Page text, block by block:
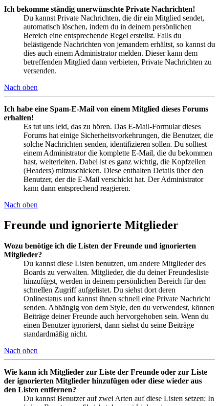
Ich bekomme ständig unerwünschte Private Nachrichten!
Du kannst Private Nachrichten, die dir ein Mitglied sendet,
automatisch löschen, indem du in deinem persönlichen
Bereich eine entsprechende Regel erstellst. Falls du
belästigende Nachrichten von jemandem erhältst, so kannst du
dies auch einem Administrator melden. Dieser kann dem
betreffenden Mitglied dann verbieten, Private Nachrichten zu
versenden.
Nach oben
Ich habe eine Spam-E-Mail von einem Mitglied dieses Forums
erhalten!
Es tut uns leid, das zu hören. Das E-Mail-Formular dieses
Forums hat einige Sicherheitsvorkehrungen, die Benutzer, die
solche Nachrichten senden, identifizieren sollen. Du solltest
einem Administrator die komplette E-Mail, die du bekommen
hast, weiterleiten. Dabei ist es ganz wichtig, die Kopfzeilen
(Headers) mitzuschicken. Diese enthalten Details über den
Benutzer, der die E-Mail verschickt hat. Der Administrator
kann dann entsprechend reagieren.
Nach oben
Freunde und ignorierte Mitglieder
Wozu benötige ich die Listen der Freunde und ignorierten
Mitglieder?
Du kannst diese Listen benutzen, um andere Mitglieder des
Boards zu verwalten. Mitglieder, die du deiner Freundesliste
hinzufügst, werden in deinem persönlichen Bereich für den
schnellen Zugriff aufgelistet. Du siehst dort deren
Onlinestatus und kannst ihnen schnell eine Private Nachricht
senden. Abhängig von dem Style, den du verwendest, können
Beiträge deiner Freunde auch hervorgehoben sein. Wenn du
einen Benutzer ignorierst, dann siehst du seine Beiträge
standardmäßig nicht.
Nach oben
Wie kann ich Mitglieder zur Liste der Freunde oder zur Liste
der ignorierten Mitglieder hinzufügen oder diese wieder aus
den Listen entfernen?
Du kannst Benutzer auf zwei Arten auf diese Listen setzen: In